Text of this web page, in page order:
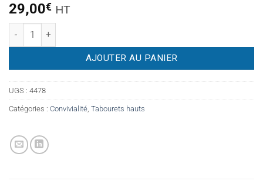
29,00€ HT
quantité de Tabouret haut bois - Occasion
AJOUTER AU PANIER
UGS : 4478
Catégories : Convivialité, Tabourets hauts